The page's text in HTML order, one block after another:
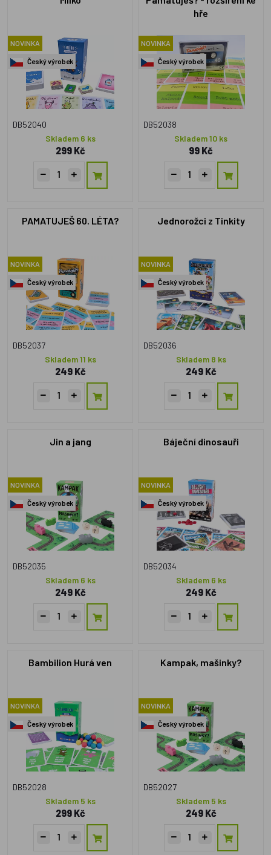
NOVINKA
Český výrobek
DB52040
Skladem 6 ks
299 Kč
hře
NOVINKA
Český výrobek
DB52038
Skladem 10 ks
99 Kč
PAMATUJEŠ 60. LÉTA?
NOVINKA
Český výrobek
DB52037
Skladem 11 ks
249 Kč
Jednorožci z Tinkity
NOVINKA
Český výrobek
DB52036
Skladem 8 ks
249 Kč
Jin a jang
NOVINKA
Český výrobek
DB52035
Skladem 6 ks
249 Kč
Báječní dinosauři
NOVINKA
Český výrobek
DB52034
Skladem 6 ks
249 Kč
Bambilion Hurá ven
NOVINKA
Český výrobek
DB52028
Skladem 5 ks
299 Kč
Kampak, mašinky?
NOVINKA
Český výrobek
DB52027
Skladem 5 ks
249 Kč